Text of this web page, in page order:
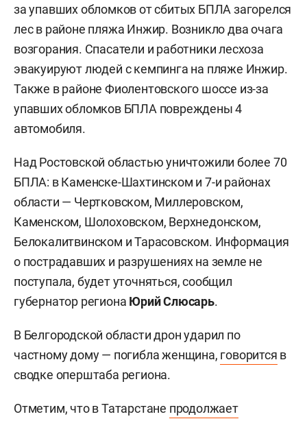
за упавших обломков от сбитых БПЛА загорелся
лес в районе пляжа Инжир. Возникло два очага
возгорания. Спасатели и работники лесхоза
эвакуируют людей с кемпинга на пляже Инжир.
Также в районе Фиолентовского шоссе из-за
упавших обломков БПЛА повреждены 4
автомобиля.
Над Ростовской областью уничтожили более 70
БПЛА: в Каменске-Шахтинском и 7-и районах
области — Чертковском, Миллеровском,
Каменском, Шолоховском, Верхнедонском,
Белокалитвинском и Тарасовском. Информация
о пострадавших и разрушениях на земле не
поступала, будет уточняться, сообщил
губернатор региона Юрий Слюсарь.
В Белгородской области дрон ударил по
частному дому — погибла женщина, говорится в
сводке оперштаба региона.
Отметим, что в Татарстане продолжает